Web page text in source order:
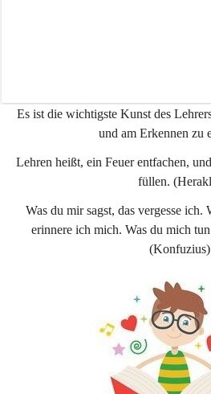
e
n
Es ist die wichtigste Kunst des
und am Erkennen zu
Lehren heißt, ein Feuer entfachen,
füllen.
Was du mir sagst, das vergesse ich.
erinnere ich mich. Was du mich
(Konfuzius)